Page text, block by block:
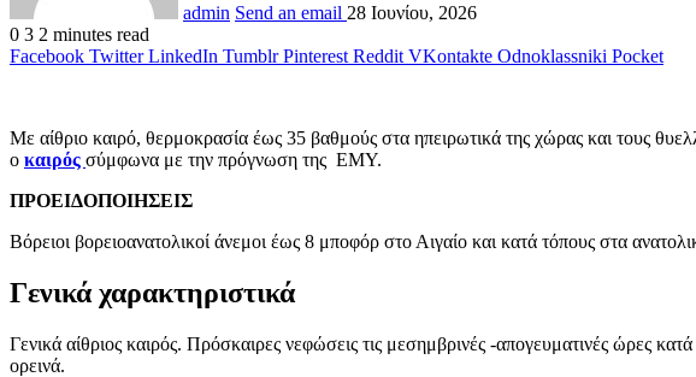
admin Send an email 28 Ιουνίου, 2026
0 3 2 minutes read
Facebook Twitter LinkedIn Tumblr Pinterest Reddit VKontakte Odnoklassniki Pocket
Με αίθριο καιρό, θερμοκρασία έως 35 βαθμούς στα ηπειρωτικά της χώρας και τους
ο καιρός σύμφωνα με την πρόγνωση της ΕΜΥ.
ΠΡΟΕΙΔΟΠΟΙΗΣΕΙΣ
Βόρειοι βορειοανατολικοί άνεμοι έως 8 μποφόρ στο Αιγαίο και κατά τόπους στα
Γενικά χαρακτηριστικά
Γενικά αίθριος καιρός. Πρόσκαιρες νεφώσεις τις μεσημβρινές -απογευματινές ώρες
ορεινά.